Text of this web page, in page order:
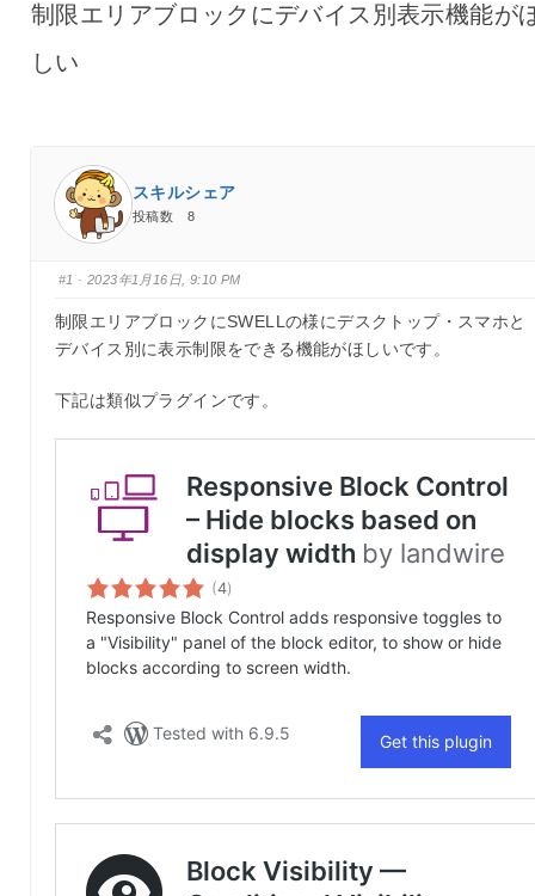
制限エリアブロックにデバイス別表示機能が
しい
スキルシェア
投稿数 8
#1 · 2023年1月16日, 9:10 PM
制限エリアブロックにSWELLの様にデスクトップ・スマホと
デバイス別に表示制限をできる機能がほしいです。
下記は類似プラグインです。